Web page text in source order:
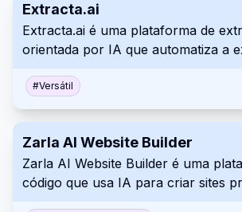
diversas técnicas e orientação
Extracta.ai
Extracta.ai é uma plataforma de
orientada por IA que automatiza a
estruturados. Ele permite que os
modelos de extração
documentos, incluindo imagens
arquivos digitais. Simplifique seu
dados e reduza os erros de entrada
#Versátil
Zarla AI Website Builder
Zarla AI Website Builder é uma
código que usa IA para criar sites